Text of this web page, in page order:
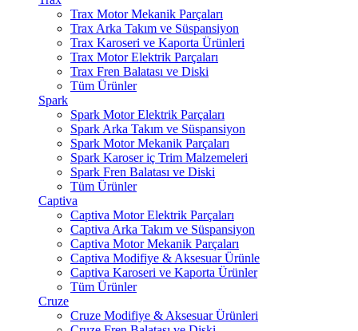
Trax Motor Mekanik Parçaları
Trax Arka Takım ve Süspansiyon
Trax Karoseri ve Kaporta Ürünleri
Trax Motor Elektrik Parçaları
Trax Fren Balatası ve Diski
Tüm Ürünler
Spark
Spark Motor Elektrik Parçaları
Spark Arka Takım ve Süspansiyon
Spark Motor Mekanik Parçaları
Spark Karoser iç Trim Malzemeleri
Spark Fren Balatası ve Diski
Tüm Ürünler
Captiva
Captiva Motor Elektrik Parçaları
Captiva Arka Takım ve Süspansiyon
Captiva Motor Mekanik Parçaları
Captiva Modifiye & Aksesuar Ürünle
Captiva Karoseri ve Kaporta Ürünler
Tüm Ürünler
Cruze
Cruze Modifiye & Aksesuar Ürünleri